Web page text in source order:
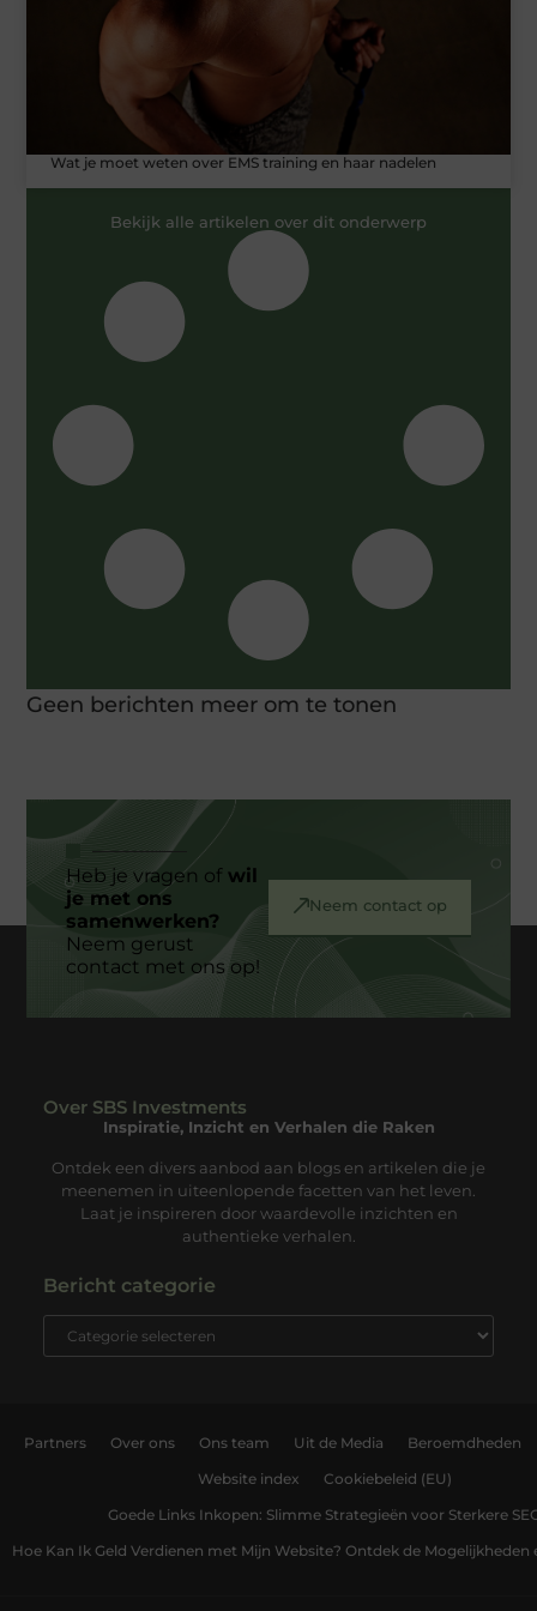
Wat je moet weten over EMS training en haar nadelen
Bekijk alle artikelen over dit onderwerp
Geen berichten meer om te tonen
Heb je vragen ofwil
je met ons
samenwerken?
Neem gerust
contact met ons op!
Neem contact op
Over SBS Investments
Inspiratie, Inzicht en Verhalen die Raken
Ontdek een divers aanbod aan blogs en artikelen die je
meenemen in uiteenlopende facetten van het leven.
Laat je inspireren door waardevolle inzichten en
authentieke verhalen.
Bericht categorie
Partners Over ons Ons team Uit de Media Beroemdheden
Website index Cookiebeleid (EU)
Goede Links Inkopen: Slimme Strategieën voor Sterkere
Hoe Kan Ik Geld Verdienen met Mijn Website? Ontdek de Mogelijkheden